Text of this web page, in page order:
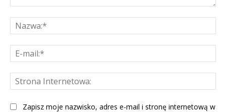
Zapisz moje nazwisko, adres e-mail i stronę internetową w